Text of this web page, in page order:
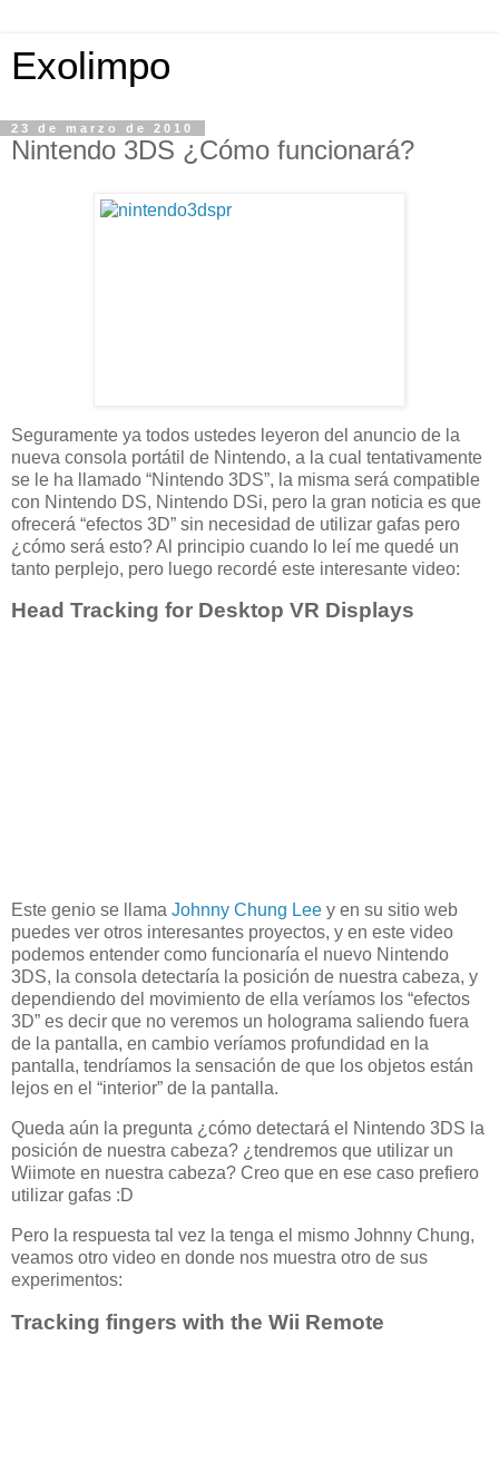
Exolimpo
23 de marzo de 2010
Nintendo 3DS ¿Cómo funcionará?
Seguramente ya todos ustedes leyeron del anuncio de la
nueva consola portátil de Nintendo, a la cual tentativamente
se le ha llamado “Nintendo 3DS”, la misma será compatible
con Nintendo DS, Nintendo DSi, pero la gran noticia es que
ofrecerá “efectos 3D” sin necesidad de utilizar gafas pero
¿cómo será esto? Al principio cuando lo leí me quedé un
tanto perplejo, pero luego recordé este interesante video:
Head Tracking for Desktop VR Displays
Este genio se llama Johnny Chung Lee y en su sitio web
puedes ver otros interesantes proyectos, y en este video
podemos entender como funcionaría el nuevo Nintendo
3DS, la consola detectaría la posición de nuestra cabeza, y
dependiendo del movimiento de ella veríamos los “efectos
3D” es decir que no veremos un holograma saliendo fuera
de la pantalla, en cambio veríamos profundidad en la
pantalla, tendríamos la sensación de que los objetos están
lejos en el “interior” de la pantalla.
Queda aún la pregunta ¿cómo detectará el Nintendo 3DS la
posición de nuestra cabeza? ¿tendremos que utilizar un
Wiimote en nuestra cabeza? Creo que en ese caso prefiero
utilizar gafas :D
Pero la respuesta tal vez la tenga el mismo Johnny Chung,
veamos otro video en donde nos muestra otro de sus
experimentos:
Tracking fingers with the Wii Remote